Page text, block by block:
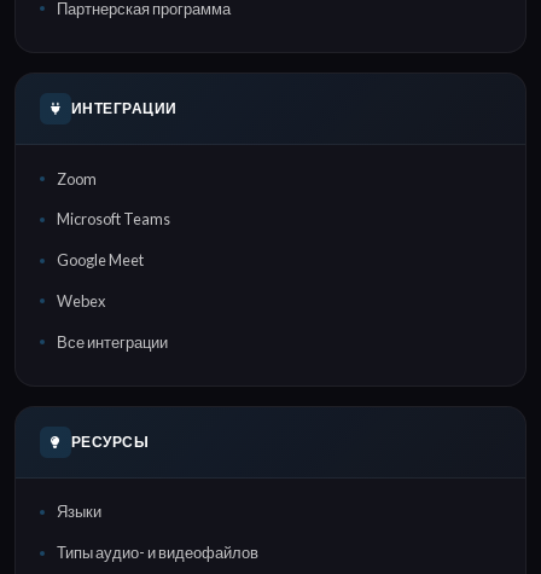
Партнерская программа
ИНТЕГРАЦИИ
Zoom
Microsoft Teams
Google Meet
Webex
Все интеграции
РЕСУРСЫ
Языки
Типы аудио- и видеофайлов